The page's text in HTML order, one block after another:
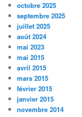
octobre 2025
septembre 2025
juillet 2025
août 2024
mai 2023
mai 2015
avril 2015
mars 2015
février 2015
janvier 2015
novembre 2014